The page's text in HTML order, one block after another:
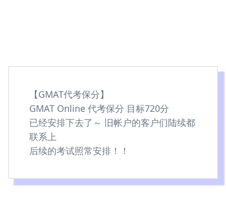
【GMAT代考保分】
GMAT Online 代考保分 目标720分
已经安排下去了～ 旧帐户的客户们陆续都
联系上
后续的考试照常安排！！